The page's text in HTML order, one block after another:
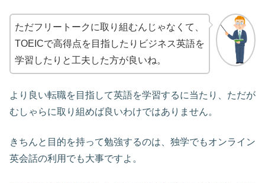
ただフリートークに取り組むんじゃなくて、
TOEICで高得点を目指したりビジネス英語を
学習したりと工夫した方が良いね。
より良い転職を目指して英語を学習するに当たり、ただが
むしゃらに取り組めば良いわけではありません。
きちんと目的を持って勉強するのは、独学でもオンライン
英会話の利用でも大事ですよ。